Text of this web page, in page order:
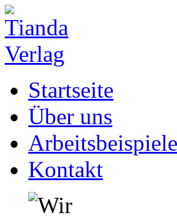
Startseite
Über uns
Arbeitsbeispiele
Kontakt